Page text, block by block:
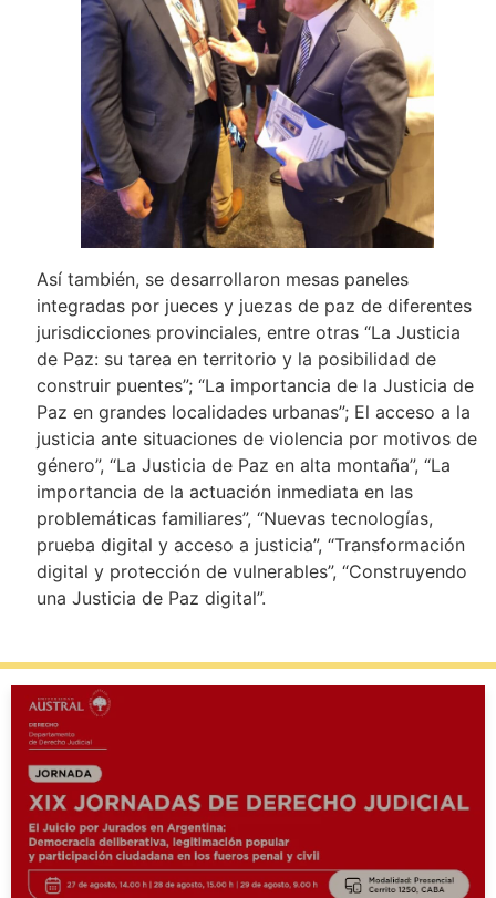
Así también, se desarrollaron mesas paneles
integradas por jueces y juezas de paz de diferentes
jurisdicciones provinciales, entre otras “La Justicia
de Paz: su tarea en territorio y la posibilidad de
construir puentes”; “La importancia de la Justicia de
Paz en grandes localidades urbanas”; El acceso a la
justicia ante situaciones de violencia por motivos de
género”, “La Justicia de Paz en alta montaña”, “La
importancia de la actuación inmediata en las
problemáticas familiares”, “Nuevas tecnologías,
prueba digital y acceso a justicia”, “Transformación
digital y protección de vulnerables”, “Construyendo
una Justicia de Paz digital”.